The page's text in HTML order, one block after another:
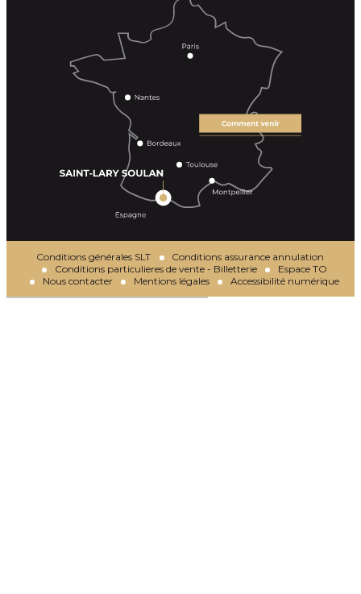
Conditions générales SLT
Conditions assurance annulation
Conditions particulieres de vente - Billetterie
Espace TO
Nous contacter
Mentions légales Accessibilité numérique